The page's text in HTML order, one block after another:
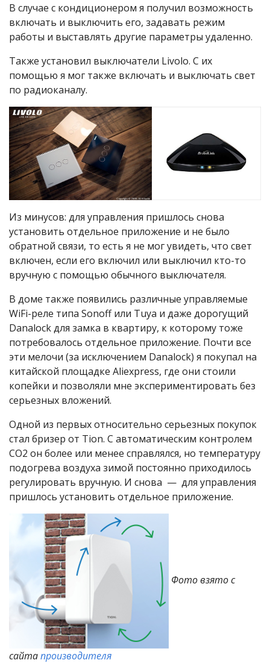
В случае с кондиционером я получил возможность
включать и выключить его, задавать режим
работы и выставлять другие параметры удаленно.
Также установил выключатели Livolo. С их
помощью я мог также включать и выключать свет
по радиоканалу.
Из минусов: для управления пришлось снова
установить отдельное приложение и не было
обратной связи, то есть я не мог увидеть, что свет
включен, если его включил или выключил кто-то
вручную с помощью обычного выключателя.
В доме также появились различные управляемые
WiFi-реле типа Sonoff или Tuya и даже дорогущий
Danalock для замка в квартиру, к которому тоже
потребовалось отдельное приложение. Почти все
эти мелочи (за исключением Danalock) я покупал на
китайской площадке Aliexpress, где они стоили
копейки и позволяли мне экспериментировать без
серьезных вложений.
Одной из первых относительно серьезных покупок
стал бризер от Tion. С автоматическим контролем
CO2 он более или менее справлялся, но температуру
подогрева воздуха зимой постоянно приходилось
регулировать вручную. И снова — для управления
пришлось установить отдельное приложение.
Фото взято с
сайтапроизводителя